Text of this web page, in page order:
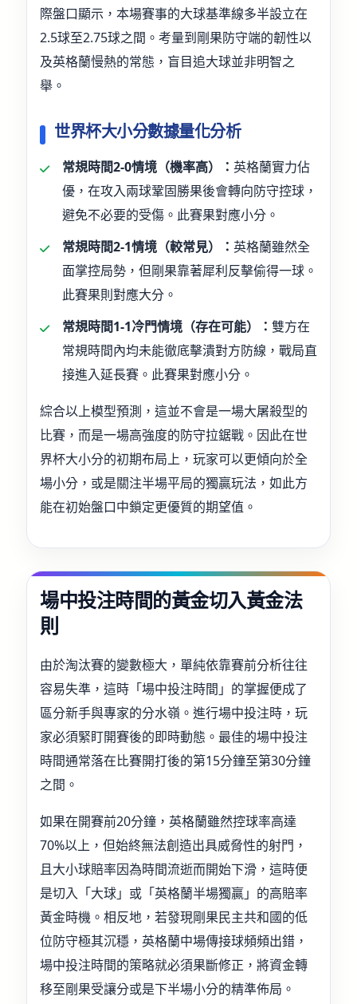
際盤口顯示，本場賽事的大球基準線多半設立在
2.5球至2.75球之間。考量到剛果防守端的韌性以
及英格蘭慢熱的常態，盲目追大球並非明智之
舉。
世界杯大小分數據量化分析
常規時間2-0情境（機率高）： 英格蘭實力佔
優，在攻入兩球鞏固勝果後會轉向防守控球，
避免不必要的受傷。此賽果對應小分。
常規時間2-1情境（較常見）： 英格蘭雖然全
面掌控局勢，但剛果靠著犀利反擊偷得一球。
此賽果則對應大分。
常規時間1-1冷門情境（存在可能）： 雙方在
常規時間內均未能徹底擊潰對方防線，戰局直
接進入延長賽。此賽果對應小分。
綜合以上模型預測，這並不會是一場大屠殺型的
比賽，而是一場高強度的防守拉鋸戰。因此在世
界杯大小分的初期布局上，玩家可以更傾向於全
場小分，或是關注半場平局的獨贏玩法，如此方
能在初始盤口中鎖定更優質的期望值。
場中投注時間的黃金切入黃金法
則
由於淘汰賽的變數極大，單純依靠賽前分析往往
容易失準，這時「場中投注時間」的掌握便成了
區分新手與專家的分水嶺。進行場中投注時，玩
家必須緊盯開賽後的即時動態。最佳的場中投注
時間通常落在比賽開打後的第15分鐘至第30分鐘
之間。
如果在開賽前20分鐘，英格蘭雖然控球率高達
70%以上，但始終無法創造出具威脅性的射門，
且大小球賠率因為時間流逝而開始下滑，這時便
是切入「大球」或「英格蘭半場獨贏」的高賠率
黃金時機。相反地，若發現剛果民主共和國的低
位防守極其沉穩，英格蘭中場傳接球頻頻出錯，
場中投注時間的策略就必須果斷修正，將資金轉
移至剛果受讓分或是下半場小分的精準佈局。